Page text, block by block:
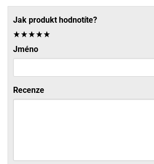
Jak produkt hodnotíte?
Jméno
Recenze